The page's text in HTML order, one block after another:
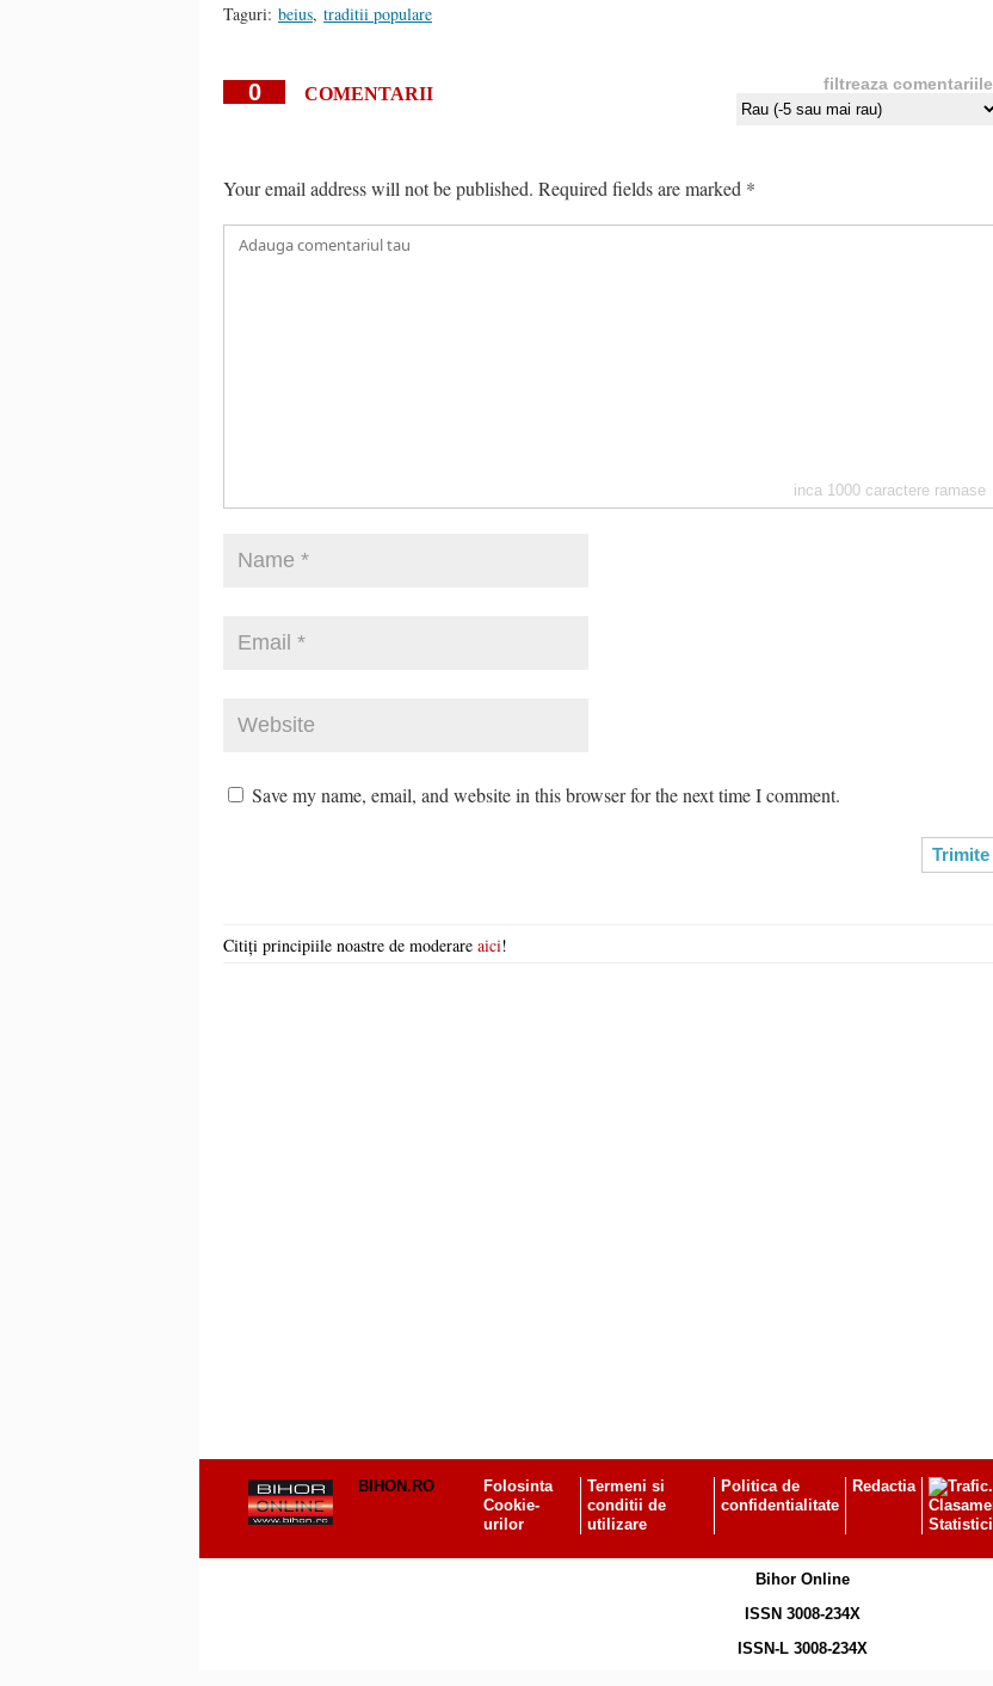
Taguri: beius, traditii populare
0 COMENTARII filtreaza comentariile
Your email address will not be published. Required fields are marked *
inca 1000 caractere ramase
Save my name, email, and website in this browser for the next time I comment.
Citiți principiile noastre de moderare aici!
BIHON.RO
Folosinta
Cookie-
urilor
Termeni si
conditii de
utilizare
Politica de
confidentialitate
Redactia
Bihor Online
ISSN 3008-234X
ISSN-L 3008-234X